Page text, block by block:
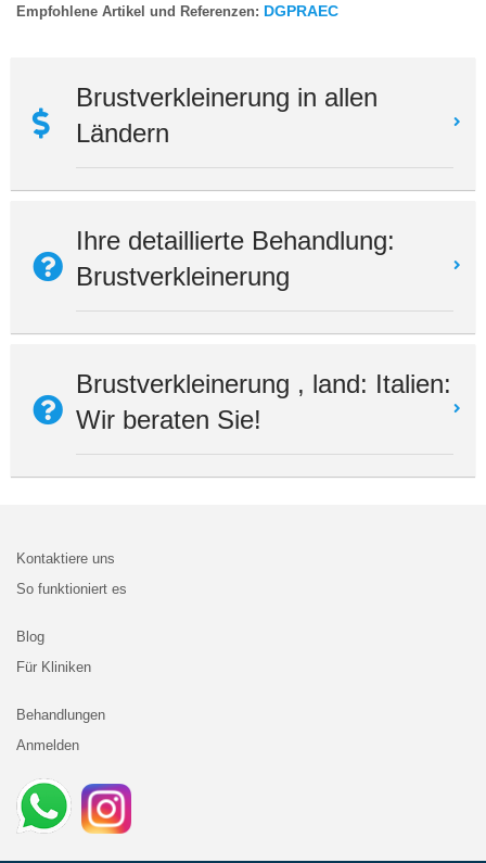
Empfohlene Artikel und Referenzen: DGPRAEC
Brustverkleinerung in allen
Ländern
Ihre detaillierte Behandlung:
Brustverkleinerung
Brustverkleinerung , land: Italien:
Wir beraten Sie!
Kontaktiere uns
So funktioniert es
Blog
Für Kliniken
Behandlungen
Anmelden